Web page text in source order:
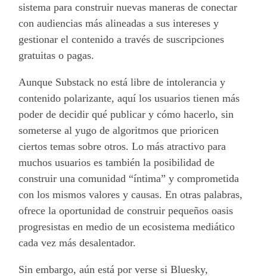
sistema para construir nuevas maneras de conectar
con audiencias más alineadas a sus intereses y
gestionar el contenido a través de suscripciones
gratuitas o pagas.
Aunque Substack no está libre de intolerancia y
contenido polarizante, aquí los usuarios tienen más
poder de decidir qué publicar y cómo hacerlo, sin
someterse al yugo de algoritmos que prioricen
ciertos temas sobre otros. Lo más atractivo para
muchos usuarios es también la posibilidad de
construir una comunidad “íntima” y comprometida
con los mismos valores y causas. En otras palabras,
ofrece la oportunidad de construir pequeños oasis
progresistas en medio de un ecosistema mediático
cada vez más desalentador.
Sin embargo, aún está por verse si Bluesky,